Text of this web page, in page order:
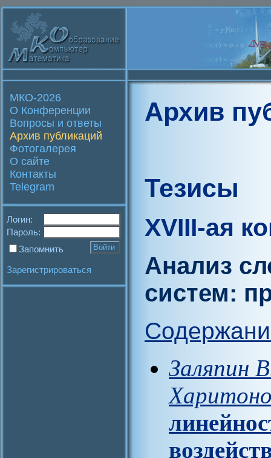
МКО-2026
О Конференции
Вопросы и ответы
Архив публикаций
Фотогалерея
О сайте
Контакты
Telegram
Логин:
Пароль:
Запомнить
Зарегистрироваться
Архив
Тезисы
XVIII-ая
Анализ
систем:
Заляпин